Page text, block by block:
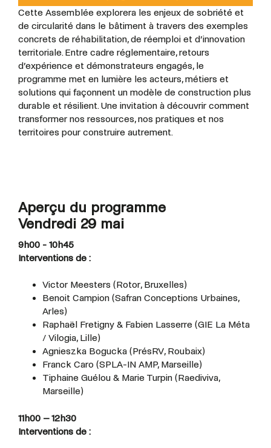
Cette Assemblée explorera les enjeux de sobriété et
de circularité dans le bâtiment à travers des exemples
concrets de réhabilitation, de réemploi et d’innovation
territoriale. Entre cadre réglementaire, retours
d’expérience et démonstrateurs engagés, le
programme met en lumière les acteurs, métiers et
solutions qui façonnent un modèle de construction plus
durable et résilient. Une invitation à découvrir comment
transformer nos ressources, nos pratiques et nos
territoires pour construire autrement.
Aperçu du programme
Vendredi 29 mai
9h00 - 10h45
Interventions de :
Victor Meesters (Rotor, Bruxelles)
Benoit Campion (Safran Conceptions Urbaines,
Arles)
Raphaël Fretigny & Fabien Lasserre (GIE La Méta
/ Vilogia, Lille)
Agnieszka Bogucka (PrésRV, Roubaix)
Franck Caro (SPLA-IN AMP, Marseille)
Tiphaine Guélou & Marie Turpin (Raediviva,
Marseille)
11h00 – 12h30
Interventions de :